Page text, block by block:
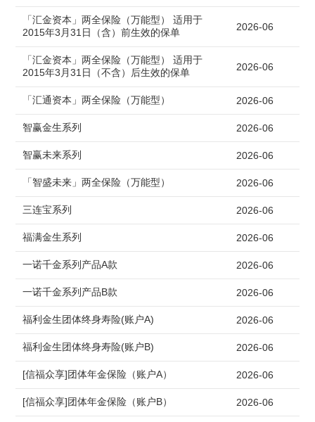
「汇金资本」两全保险（万能型）适用于
2015年3月31日（含）前生效的保单
2026-06
「汇金资本」两全保险（万能型）适用于
2015年3月31日（不含）后生效的保单
2026-06
「汇通资本」两全保险（万能型） 2026-06
智赢金生系列 2026-06
智赢未来系列 2026-06
「智盛未来」两全保险（万能型） 2026-06
三连宝系列 2026-06
福满金生系列 2026-06
一诺千金系列产品A款 2026-06
一诺千金系列产品B款 2026-06
福利金生团体终身寿险(账户A) 2026-06
福利金生团体终身寿险(账户B) 2026-06
[信福众享]团体年金保险（账户A） 2026-06
[信福众享]团体年金保险（账户B） 2026-06